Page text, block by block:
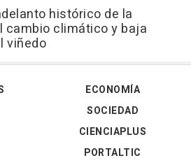
histórico de la
cambio climático y baja
viñedo
ECONOMÍA
SOCIEDAD
CIENCIAPLUS
PORTALTIC